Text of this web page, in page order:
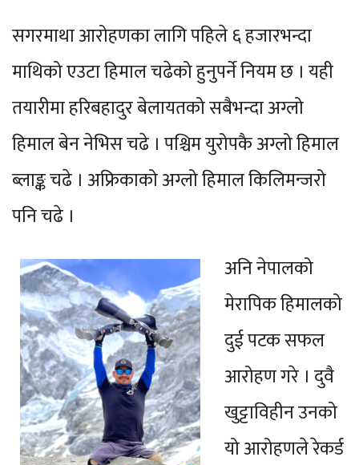
सगरमाथा आरोहणका लागि पहिले ६ हजारभन्दा
माथिको एउटा हिमाल चढेको हुनुपर्ने नियम छ । यही
तयारीमा हरिबहादुर बेलायतको सबैभन्दा अग्लो
हिमाल बेन नेभिस चढे । पश्चिम युरोपकै अग्लो हिमाल
ब्लाङ्क चढे । अफ्रिकाको अग्लो हिमाल किलिमन्जरो
पनि चढे ।
अनि नेपालको
मेरापिक हिमालको
दुई पटक सफल
आरोहण गरे । दुवै
खुट्टाविहीन उनको
यो आरोहणले रेकर्ड